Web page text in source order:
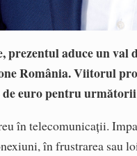
aduce un val
România. Viitorul
de euro pentru
în telecomunicații.
în frustrarea sau